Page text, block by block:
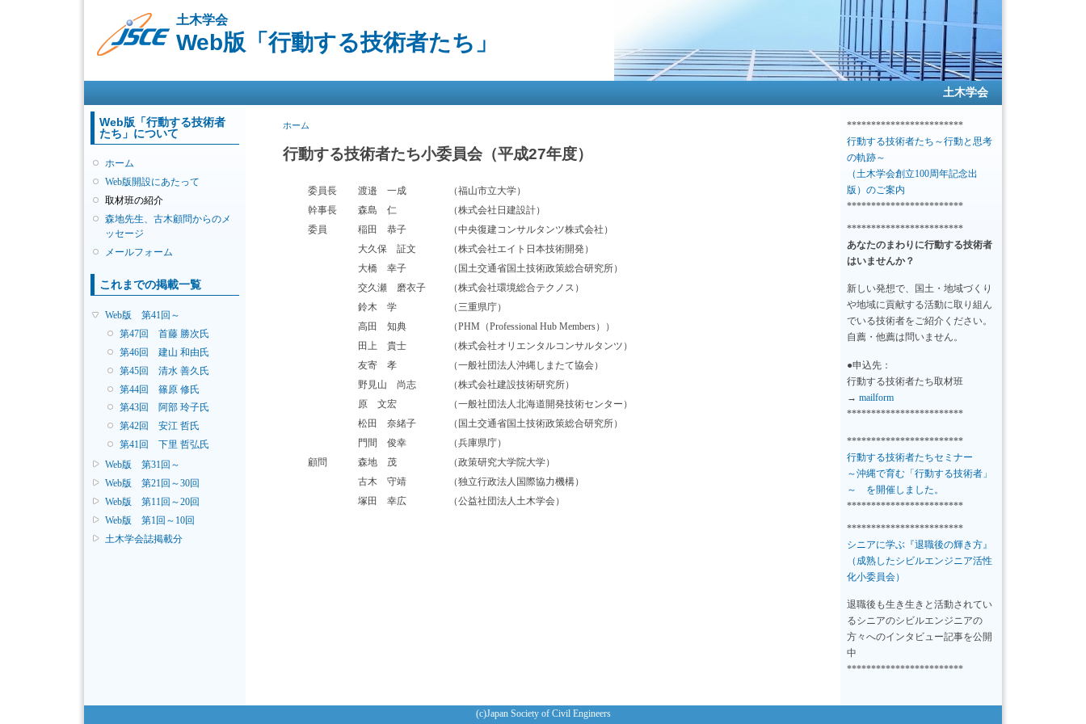
移
動
土木学会
Web版「行動する技術者たち」
土木学会
Web版「行動する技術者
たち」について
ホーム
Web版開設にあたって
取材班の紹介
森地先生、古木顧問からのメ
ッセージ
メールフォーム
これまでの掲載一覧
Web版 第41回～
第47回 首藤 勝次氏
第46回 建山 和由氏
第45回 清水 善久氏
第44回 篠原 修氏
第43回 阿部 玲子氏
第42回 安江 哲氏
第41回 下里 哲弘氏
Web版 第31回～
Web版 第21回～30回
Web版 第11回～20回
Web版 第1回～10回
土木学会誌掲載分
現在地
ホーム
行動する技術者たち小委員会（平成27年度）
委員長 渡邉 一成
（福山市立大学）
幹事長
森島 仁
（株式会社日建設計）
委員
稲田 恭子
（中央復建コンサルタンツ株式会社）
大久保 証文
（株式会社エイト日本技術開発）
大橋 幸子
（国土交通省国土技術政策総合研究所）
交久瀬 磨衣子
（株式会社環境総合テクノス）
鈴木 学
（三重県庁）
高田 知典
（PHM（Professional Hub Members））
田上 貴士
（株式会社オリエンタルコンサルタンツ）
友寄 孝
（一般社団法人沖縄しまたて協会）
野見山 尚志
（株式会社建設技術研究所）
原 文宏
（一般社団法人北海道開発技術センター）
松田 奈緒子
（国土交通省国土技術政策総合研究所）
門間 俊幸
（兵庫県庁）
顧問
森地 茂
（政策研究大学院大学）
古木 守靖
（独立行政法人国際協力機構）
塚田 幸広
（公益社団法人土木学会）
************************
行動する技術者たち～行動と思考
の軌跡～
（土木学会創立100周年記念出
版）のご案内
************************
************************
あなたのまわりに行動する技術者
はいませんか？
新しい発想で、国土・地域づくり
や地域に貢献する活動に取り組ん
でいる技術者をご紹介ください。
自薦・他薦は問いません。
●申込先：
行動する技術者たち取材班
→ mailform
************************
************************
行動する技術者たちセミナー
～沖縄で育む「行動する技術者」
～ を開催しました。
************************
************************
シニアに学ぶ『退職後の輝き方』
（成熟したシビルエンジニア活性
化小委員会）
退職後も生き生きと活動されてい
るシニアのシビルエンジニアの
方々へのインタビュー記事を公開
中
************************
(c)Japan Society of Civil Engineers